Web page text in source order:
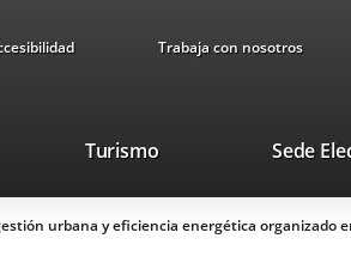
Trabaja con nosotros
TurismoThis
will
open
Sede
urbana y eficiencia energética organizado